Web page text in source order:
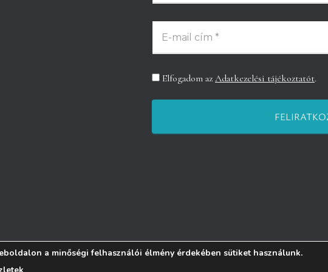
Elfogadom az Adatkezelési tájékoztatót.
©
a minőségi felhasználói élmény érdekében sütiket használunk.